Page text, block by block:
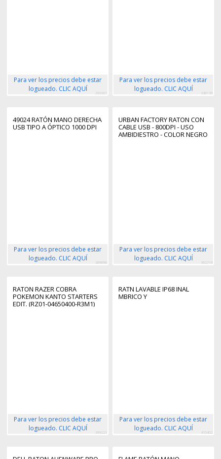
Para ver los precios debe estar
logueado. CLIC AQUÍ
296601
Para ver los precios debe estar
logueado. CLIC AQUÍ
338139
49024 RATÓN MANO DERECHA
USB TIPO A ÓPTICO 1000 DPI
Para ver los precios debe estar
logueado. CLIC AQUÍ
389898
URBAN FACTORY RATON CON
CABLE USB - 800DPI - USO
AMBIDIESTRO - COLOR NEGRO
Para ver los precios debe estar
logueado. CLIC AQUÍ
392719
RATON RAZER COBRA
POKEMON KANTO STARTERS
EDIT. (RZ01-04650400-R3M1)
Para ver los precios debe estar
logueado. CLIC AQUÍ
399221
RATN LAVABLE IP68 INAL
MBRICO Y
Para ver los precios debe estar
logueado. CLIC AQUÍ
410402